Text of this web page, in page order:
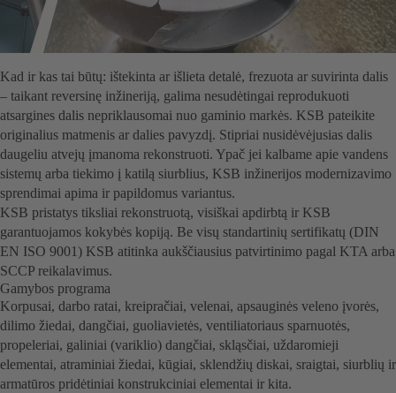
Kad ir kas tai būtų: ištekinta ar išlieta detalė, frezuota ar suvirinta dalis
– taikant reversinę inžineriją, galima nesudėtingai reprodukuoti
atsargines dalis nepriklausomai nuo gaminio markės. KSB pateikite
originalius matmenis ar dalies pavyzdį. Stipriai nusidėvėjusias dalis
daugeliu atvejų įmanoma rekonstruoti. Ypač jei kalbame apie vandens
sistemų arba tiekimo į katilą siurblius, KSB inžinerijos modernizavimo
sprendimai apima ir papildomus variantus.
KSB pristatys tiksliai rekonstruotą, visiškai apdirbtą ir KSB
garantuojamos kokybės kopiją. Be visų standartinių sertifikatų (DIN
EN ISO 9001) KSB atitinka aukščiausius patvirtinimo pagal KTA arba
SCCP reikalavimus.
Gamybos programa
Korpusai, darbo ratai, kreipračiai, velenai, apsauginės veleno įvorės,
dilimo žiedai, dangčiai, guoliavietės, ventiliatoriaus sparnuotės,
propeleriai, galiniai (variklio) dangčiai, skląsčiai, uždaromieji
elementai, atraminiai žiedai, kūgiai, sklendžių diskai, sraigtai, siurblių ir
armatūros pridėtiniai konstrukciniai elementai ir kita.